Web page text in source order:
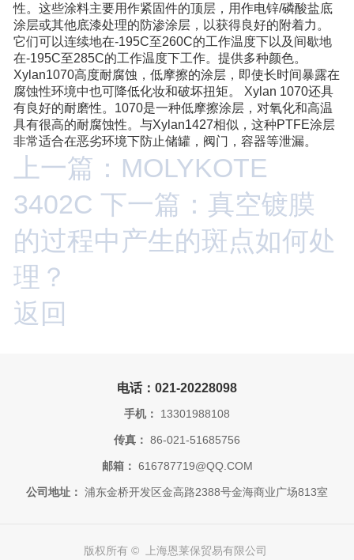
性。这些涂料主要用作紧固件的顶层，用作电锌/磷酸盐底
涂层或其他底漆处理的防渗涂层，以获得良好的附着力。
它们可以连续地在-195C至260C的工作温度下以及间歇地
在-195C至285C的工作温度下工作。提供多种颜色。
Xylan1070高度耐腐蚀，低摩擦的涂层，即使长时间暴露在
腐蚀性环境中也可降低化妆和破坏扭矩。 Xylan 1070还具
有良好的耐磨性。1070是一种低摩擦涂层，对氧化和高温
具有很高的耐腐蚀性。与Xylan1427相似，这种PTFE涂层
非常适合在恶劣环境下防止储罐，阀门，容器等泄漏。
上一篇：MOLYKOTE
3402C 下一篇：真空镀膜
的过程中产生的斑点如何处
理？
返回
电话：021-20228098
手机： 13301988108
传真： 86-021-51685756
邮箱： 616787719@QQ.COM
公司地址： 浦东金桥开发区金高路2388号金海商业广场813室
版权所有 © 上海恩莱保贸易有限公司